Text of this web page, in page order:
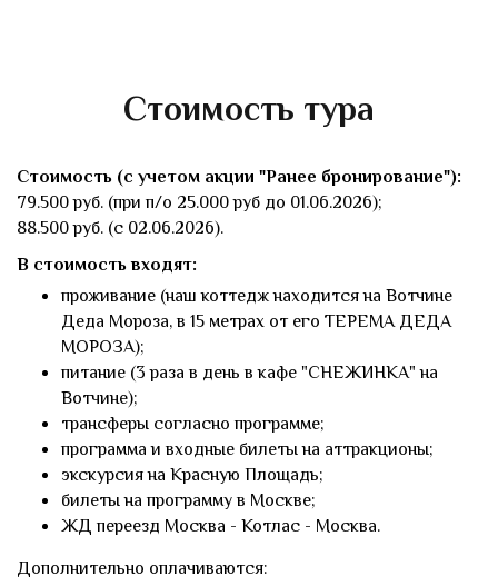
Стоимость тура
Стоимость (с учетом акции "Ранее бронирование"):
79.500 руб. (при п/о 25.000 руб до 01.06.2026);
88.500 руб. (с 02.06.2026).
В стоимость входят:
проживание (наш коттедж находится на Вотчине
Деда Мороза, в 15 метрах от его ТЕРЕМА ДЕДА
МОРОЗА);
питание (3 раза в день в кафе "СНЕЖИНКА" на
Вотчине);
трансферы согласно программе;
программа и входные билеты на аттракционы;
экскурсия на Красную Площадь;
билеты на программу в Москве;
ЖД переезд Москва - Котлас - Москва.
Дополнительно оплачиваются: